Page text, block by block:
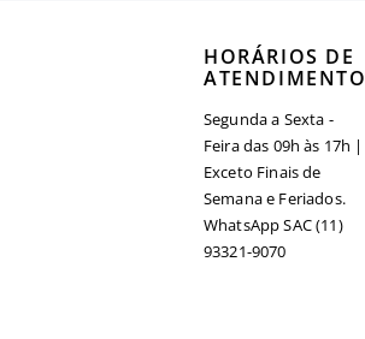
HORÁRIOS DE
ATENDIMENTO
Segunda a Sexta -
Feira das 09h às 17h |
Exceto Finais de
Semana e Feriados.
WhatsApp SAC (11)
93321-9070